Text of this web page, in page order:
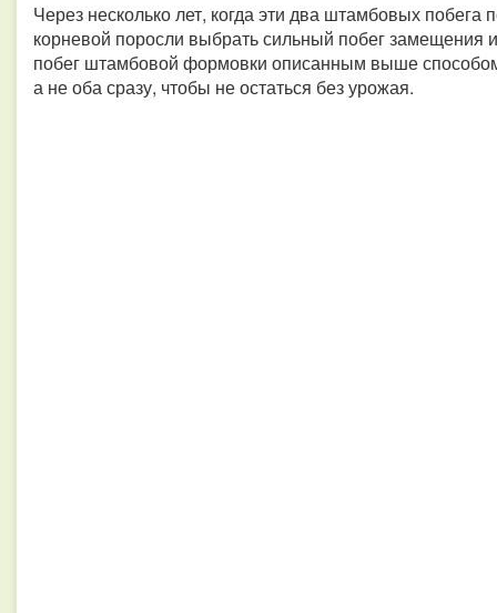
Через несколько лет, когда эти два штамбовых побега
корневой поросли выбрать сильный побег замещения
побег штамбовой формовки описанным выше
а не оба сразу, чтобы не остаться без урожая.